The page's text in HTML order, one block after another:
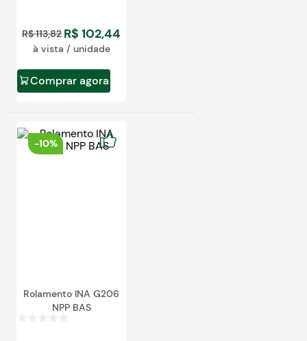
R$113,82 R$ 102,44
à vista / unidade
Comprar agora
-10%
Rolamento INA G206
NPP BAS